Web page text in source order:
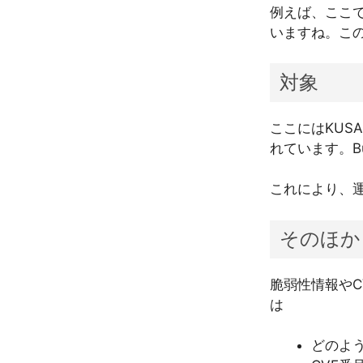
例えば、ここ
いますね。こ
対象
ここには
れています。
これにより、
そのほか
脆弱性情報や
は
どのよ